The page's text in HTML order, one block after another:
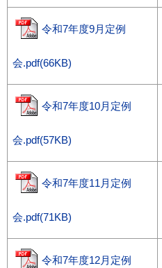
令和7年度9月定例
会.pdf(66KB)
令和7年度10月定例
会.pdf(57KB)
令和7年度11月定例
会.pdf(71KB)
令和7年度12月定例